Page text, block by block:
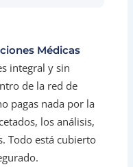
Médicas
integral y sin
de la red de
pagas nada por la
los análisis,
Todo está cubierto